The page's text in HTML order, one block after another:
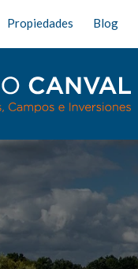
Propiedades Blog